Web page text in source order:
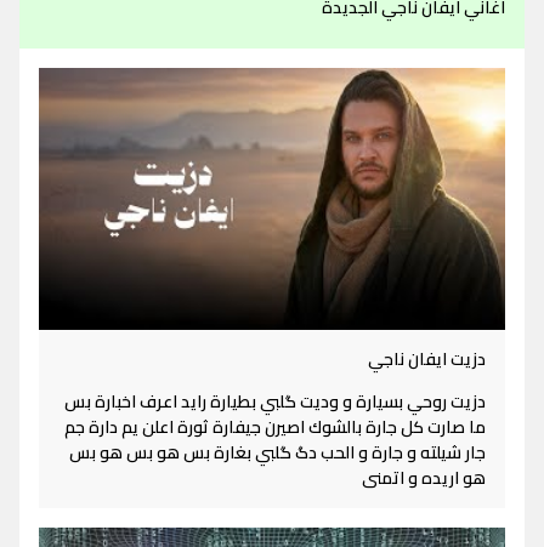
اغاني ايفان ناجي الجديدة
دزيت ايفان ناجي
دزيت روحي بسيارة و وديت گلبي بطيارة رايد اعرف اخبارة بس
ما صارت كل جارة بالشوك اصيرن جيفارة ثورة اعلن يم دارة جم
جار شيلته و جارة و الحب دگ گلبي بغارة بس هو بس هو بس
هو اريده و اتمنى